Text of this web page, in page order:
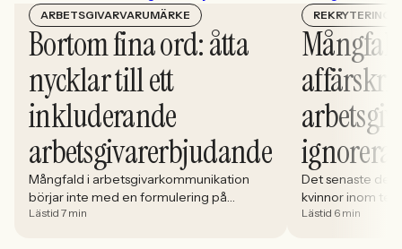
ARBETSGIVARVARUMÄRKE
Bortom fina ord: åtta
nycklar till ett
inkluderande
arbetsgivarerbjudande
Mångfald i arbetsgivarkommunikation
börjar inte med en formulering på
karriärsidan. Den börjar i hur rekryteringen
Lästid 7 min
REKRYTERING
ignorera
Det senaste
kvinnor inom
stadigt på 30%.
Lästid 6 min